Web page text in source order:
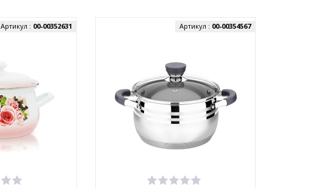
Артикул : 00-00352631 Артикул : 00-00354567